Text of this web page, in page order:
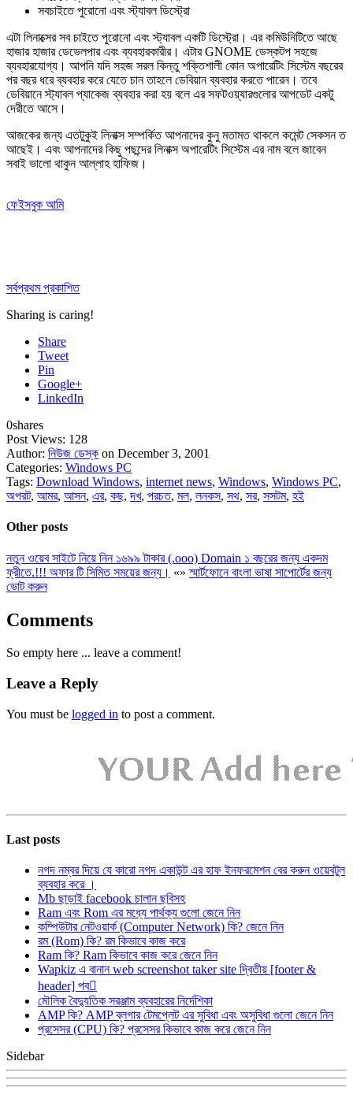
সবচাইতে পুরোনো এবং স্ট্যাবল ডিস্ট্রো
এটা লিনাক্সের সব চাইতে পুরোনো এবং স্ট্যাবল একটি ডিস্ট্রো। এর কমিউনিটিতে আছে
হাজার হাজার ডেভেলপার এবং ব্যবহারকারীর। এটার GNOME ডেস্কটপ সহজে
ব্যবহারযোগ্য। আপনি যদি সহজ সরল কিন্তু শক্তিশালী কোন অপারেটিং সিস্টেম বছরের
পর বছর ধরে ব্যবহার করে যেতে চান তাহলে ডেবিয়ান ব্যবহার করতে পারেন। তবে
ডেবিয়ানে স্ট্যাবল প্যাকেজ ব্যবহার করা হয় বলে এর সফটওয়্যারগুলোর আপডেট একটু
দেরীতে আসে।
আজকের জন্য এতটুকুই লিনাক্স সম্পর্কিত আপনাদের কুনু মতামত থাকলে কমেন্ট সেকসন ত
আছেই। এবং আপনাদের কিছু পছন্দের লিনাক্স অপারেটিং সিস্টেম এর নাম বলে জাবেন
সবাই ভালো থাকুন আল্লাহ হাফিজ।
ফেইসবুক আমি
সর্বপ্রথম প্রকাশিত
Sharing is caring!
Share
Tweet
Pin
Google+
LinkedIn
0shares
Post Views: 128
Author: নিউজ ডেস্ক on December 3, 2001
Categories: Windows PC
Tags: Download Windows, internet news, Windows, Windows PC,
অপরট, আমর, আসন, এর, কছ,দখ, পরচত, মল, লনকস, সথ, সর, সসটম, হই
Other posts
নতুন ওয়েব সাইটে নিয়ে নিন ১৬৯৯ টাকার (.ooo) Domain ১ বছরের জন্য একদম
ফ্রীতে.!!! অফার টি সিমিত সময়ের জন্য। «»স্মার্টফোনে বাংলা ভাষা সাপোর্টের জন্য
ভোট করুন
Comments
So empty here ... leave a comment!
Leave a Reply
You must be logged in to post a comment.
Last posts
নগদ নম্বর দিয়ে যে কারো নগদ একাউন্ট এর হাফ ইনফরমেশন বের করুন ওয়েবটুল
ব্যবহার করে ।
Mb ছাড়াই facebook চালান ছবিসহ
Ram এবং Rom এর মধ্যে পার্থক্য গুলো জেনে নিন
কম্পিউটার নেটওয়ার্ক (Computer Network) কি? জেনে নিন
রম (Rom) কি? রম কিভাবে কাজ করে
Ram কি? Ram কিভাবে কাজ করে জেনে নিন
Wapkiz এ বানান web screenshot taker site দ্বিতীয় [footer &
header] পব
মৌলিক বৈদ্যুতিক সরঞ্জাম ব্যবহারের নির্দেশিকা
AMP কি? AMP ব্লগার টেমপ্লেট এর সুবিধা এবং অসুবিধা গুলো জেনে নিন
প্রসেসর (CPU) কি? প্রসেসর কিভাবে কাজ করে জেনে নিন
Sidebar